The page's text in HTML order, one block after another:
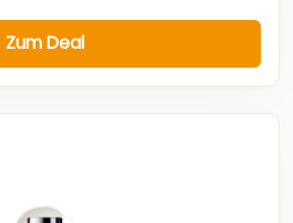
Zum Deal